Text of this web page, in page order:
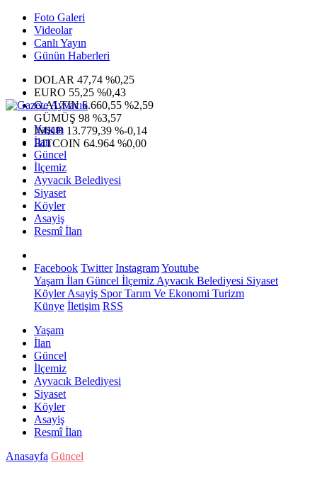
Foto Galeri
Videolar
Canlı Yayın
Günün Haberleri
DOLAR 47,74 %0,25
EURO 55,25 %0,43
G.ALTIN6.660,55 %2,59
GÜMÜŞ 98 %3,57
IMKB 13.779,39 %-0,14
BITCOIN 64.964 %0,00
Yaşam
İlan
Güncel
İlçemiz
Ayvacık Belediyesi
Siyaset
Köyler
Asayiş
Resmî İlan
Facebook Twitter InstagramYoutube
Yaşam İlan Güncel İlçemiz Ayvacık Belediyesi Siyaset
KöylerAsayiş SporTarım Ve Ekonomi Turizm
Künye İletişim RSS
Yaşam
İlan
Güncel
İlçemiz
Ayvacık Belediyesi
Siyaset
Köyler
Asayiş
Resmî İlan
Anasayfa Güncel